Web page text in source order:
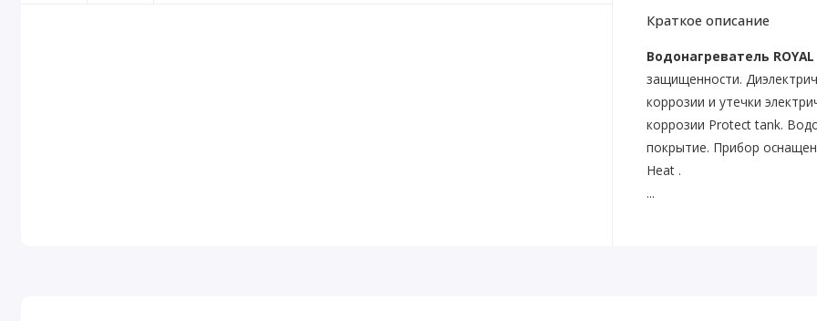
Краткое описание
Водонагреватель ROYAL
защищенности.
коррозии и утечки
коррозии Protect tank.
покрытие. Прибор
Heat .
...